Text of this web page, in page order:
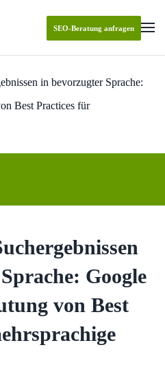
SEO-Beratung anfragen
in bevorzugter Sprache:
Best Practices für
Google
von Best